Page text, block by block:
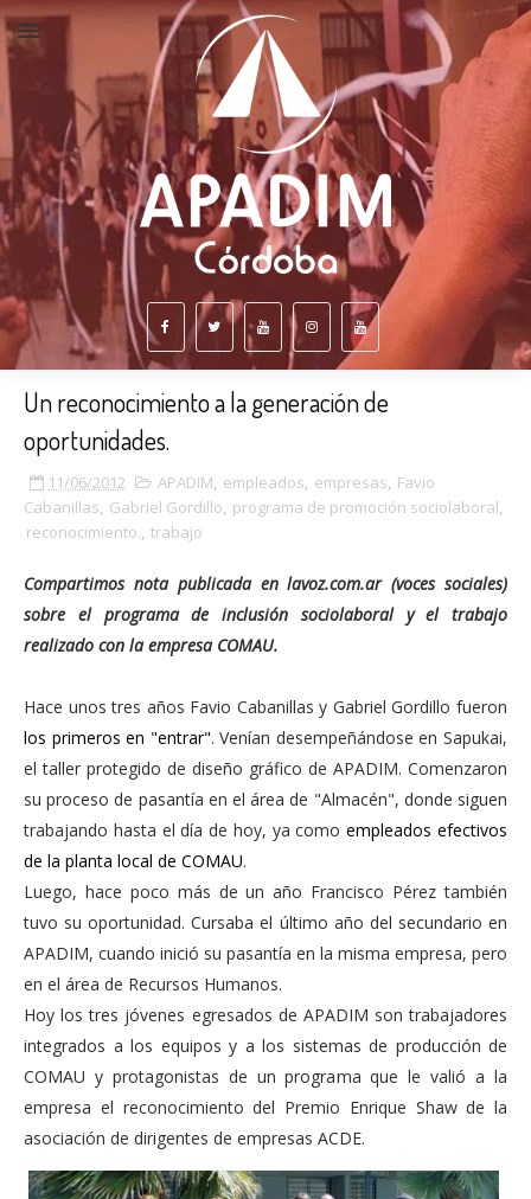
Un reconocimiento a la generación de
oportunidades.
11/06/2012 APADIM, empleados, empresas, Favio
Cabanillas, Gabriel Gordillo, programa de promoción sociolaboral,
reconocimiento., trabajo
Compartimos nota publicada en lavoz.com.ar (voces sociales)
sobre el programa de inclusión sociolaboral y el trabajo
realizado con la empresa COMAU.
Hace unos tres años Favio Cabanillas y Gabriel Gordillo fueron
los primeros en "entrar". Venían desempeñándose en Sapukai,
el taller protegido de diseño gráfico de APADIM. Comenzaron
su proceso de pasantía en el área de "Almacén", donde siguen
trabajando hasta el día de hoy, ya comoempleados efectivos
de la planta local de COMAU.
Luego, hace poco más de un año Francisco Pérez también
tuvo su oportunidad. Cursaba el último año del secundario en
APADIM, cuando inició su pasantía en la misma empresa, pero
en el área de Recursos Humanos.
Hoy los tres jóvenes egresados de APADIM son trabajadores
integrados a los equipos y a los sistemas de producción de
COMAU y protagonistas de un programa que le valió a la
empresa el reconocimiento del Premio Enrique Shaw de la
asociación de dirigentes de empresas ACDE.